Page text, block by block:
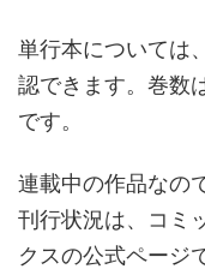
単行本については
認できます。巻数
です。
連載中の作品なの
刊行状況は、コミ
クスの公式ページ